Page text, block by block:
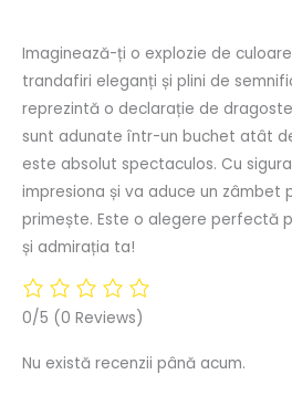
Imaginează-ți o explozie de
trandafiri eleganți și plini de
reprezintă o declarație de
sunt adunate într-un buchet atât
este absolut spectaculos. Cu
impresiona și va aduce un zâmbet
primește. Este o alegere perfectă
și admirația ta!
0/5 (0 Reviews)
Nu există recenzii până acum.